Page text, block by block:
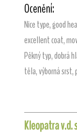
Ocenění:
Nice type, good
excellent coat,
Pěkný typ, dobrá
těla, výborná srst,
Kleopatra v.d.